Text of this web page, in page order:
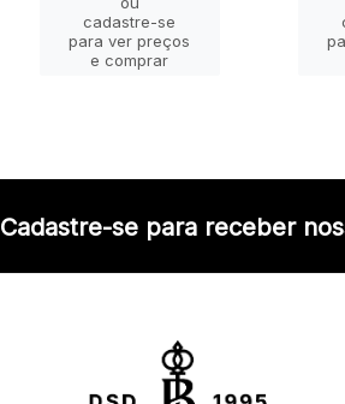
cadastre-se
para ver preços
e comprar
Cadastre-se para receber